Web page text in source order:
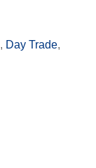
, Day Trade,